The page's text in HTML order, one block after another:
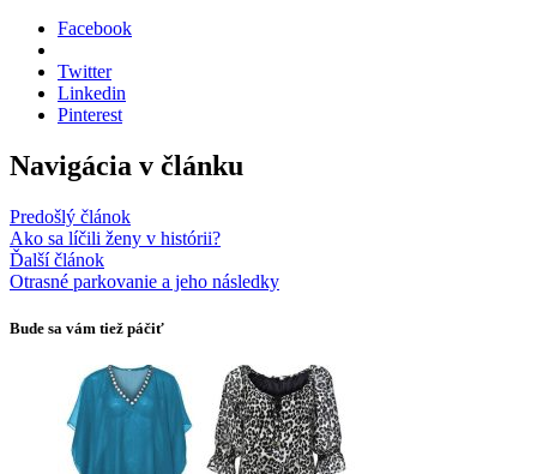
Facebook
Twitter
Linkedin
Pinterest
Navigácia v článku
Predošlý článok
Ako sa líčili ženy v histórii?
Ďalší článok
Otrasné parkovanie a jeho následky
Bude sa vám tiež páčiť